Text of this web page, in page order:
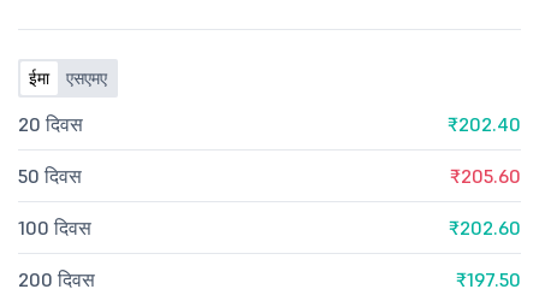
ईमा एसएमए
20 दिवस ₹202.40
50 दिवस ₹205.60
100 दिवस ₹202.60
200 दिवस ₹197.50